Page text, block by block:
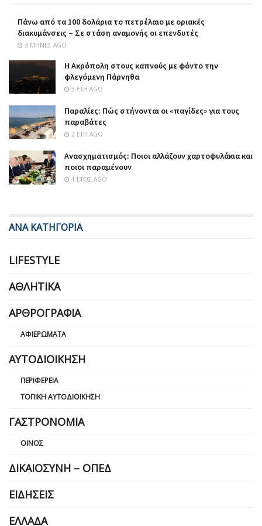
Πάνω από τα 100 δολάρια το πετρέλαιο με οριακές
διακυμάνσεις – Σε στάση αναμονής οι επενδυτές
3 ΜΉΝΕΣ AGO
Η Ακρόπολη στους καπνούς με φόντο την
φλεγόμενη Πάρνηθα
3 ΈΤΗ AGO
Παραλίες: Πώς στήνονται οι «παγίδες» για τους
παραβάτες
2 ΈΤΗ AGO
Ανασχηματισμός: Ποιοι αλλάζουν χαρτοφυλάκια και
ποιοι παραμένουν
1 ΈΤΟΣ AGO
ΑΝΑ ΚΑΤΗΓΟΡΙΑ
LIFESTYLE
ΑΘΛΗΤΙΚΆ
ΑΡΘΡΟΓΡΑΦΊΑ
ΑΦΙΕΡΏΜΑΤΑ
ΑΥΤΟΔΙΟΊΚΗΣΗ
ΠΕΡΙΦΈΡΕΙΑ
ΤΟΠΙΚΉ ΑΥΤΟΔΙΟΊΚΗΣΗ
ΓΑΣΤΡΟΝΟΜΊΑ
ΟΊΝΟΣ
ΔΙΚΑΙΟΣΎΝΗ – ΟΠΕΔ
ΕΙΔΉΣΕΙΣ
ΕΛΛΆΔΑ